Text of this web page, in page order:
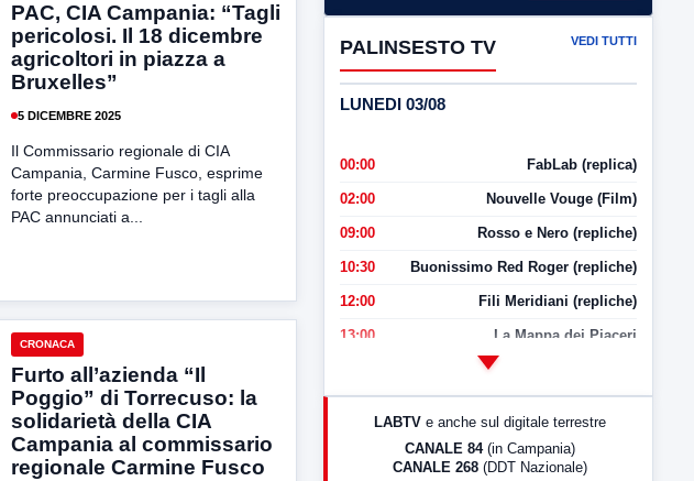
PAC, CIA Campania: “Tagli
pericolosi. Il 18 dicembre
agricoltori in piazza a
Bruxelles”
5 DICEMBRE 2025
Il Commissario regionale di CIA
Campania, Carmine Fusco, esprime
forte preoccupazione per i tagli alla
PAC annunciati a...
CRONACA
Furto all’azienda “Il
Poggio” di Torrecuso: la
solidarietà della CIA
Campania al commissario
regionale Carmine Fusco
PALINSESTO TV VEDI TUTTI
LUNEDI 03/08
00:00 FabLab (replica)
02:00 Nouvelle Vouge (Film)
09:00 Rosso e Nero (repliche)
10:30 Buonissimo Red Roger (repliche)
12:00 Fili Meridiani (repliche)
13:00 La Mappa dei Piaceri
LabNews (Diretta)
LABTV e anche sul digitale terrestre
CANALE 84 (in Campania)
CANALE 268 (DDT Nazionale)